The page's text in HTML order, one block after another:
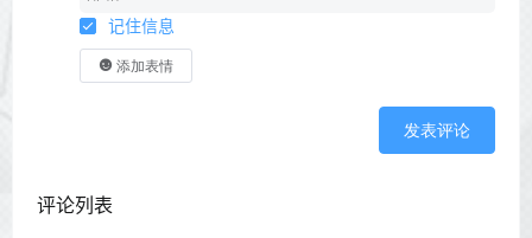
记住信息
添加表情
发表评论
评论列表